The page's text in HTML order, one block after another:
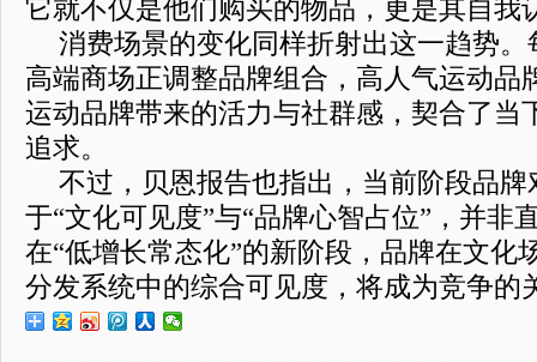
它就不仅是他们购买的物品，更是其自我
消费场景的变化同样折射出这一趋势
高端商场正调整品牌组合，高人气运动品
运动品牌带来的活力与社群感，契合了当
追求。
不过，贝恩报告也指出，当前阶段品
于“文化可见度”与“品牌心智占位”，并非
在“低增长常态化”的新阶段，品牌在文化
分发系统中的综合可见度，将成为竞争的